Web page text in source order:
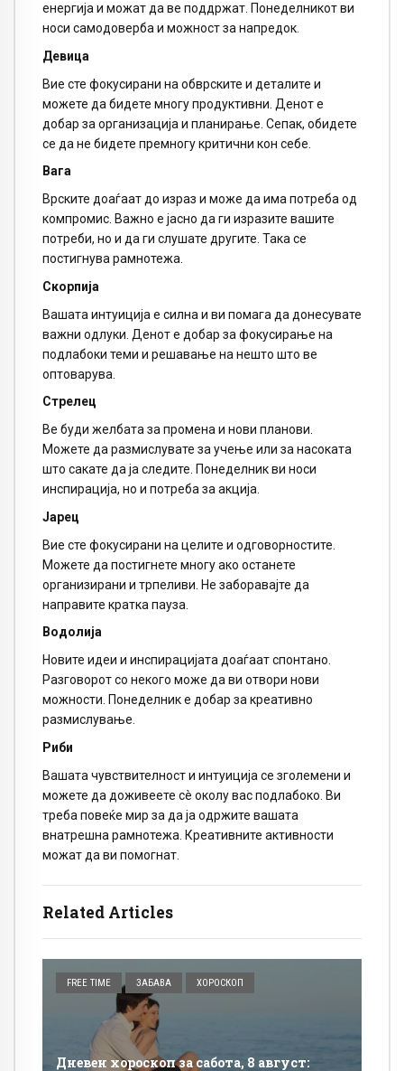
Related Articles
FREE TIME ЗАБАВА ХОРОСКОП
Дневен хороскоп за сабота, 8 август:
енергија и можат да ве поддржат. Понеделникот ви
носи самодоверба и можност за напредок.
Девица
Вие сте фокусирани на обврските и деталите и
можете да бидете многу продуктивни. Денот е
добар за организација и планирање. Сепак, обидете
се да не бидете премногу критични кон себе.
Вага
Врските доаѓаат до израз и може да има потреба од
компромис. Важно е јасно да ги изразите вашите
потреби, но и да ги слушате другите. Така се
постигнува рамнотежа.
Скорпија
Вашата интуиција е силна и ви помага да донесувате
важни одлуки. Денот е добар за фокусирање на
подлабоки теми и решавање на нешто што ве
оптоварува.
Стрелец
Ве буди желбата за промена и нови планови.
Можете да размислувате за учење или за насоката
што сакате да ја следите. Понеделник ви носи
инспирација, но и потреба за акција.
Јарец
Вие сте фокусирани на целите и одговорностите.
Можете да постигнете многу ако останете
организирани и трпеливи. Не заборавајте да
направите кратка пауза.
Водолија
Новите идеи и инспирацијата доаѓаат спонтано.
Разговорот со некого може да ви отвори нови
можности. Понеделник е добар за креативно
размислување.
Риби
Вашата чувствителност и интуиција се зголемени и
можете да доживеете сè околу вас подлабоко. Ви
треба повеќе мир за да ја одржите вашата
внатрешна рамнотежа. Креативните активности
можат да ви помогнат.